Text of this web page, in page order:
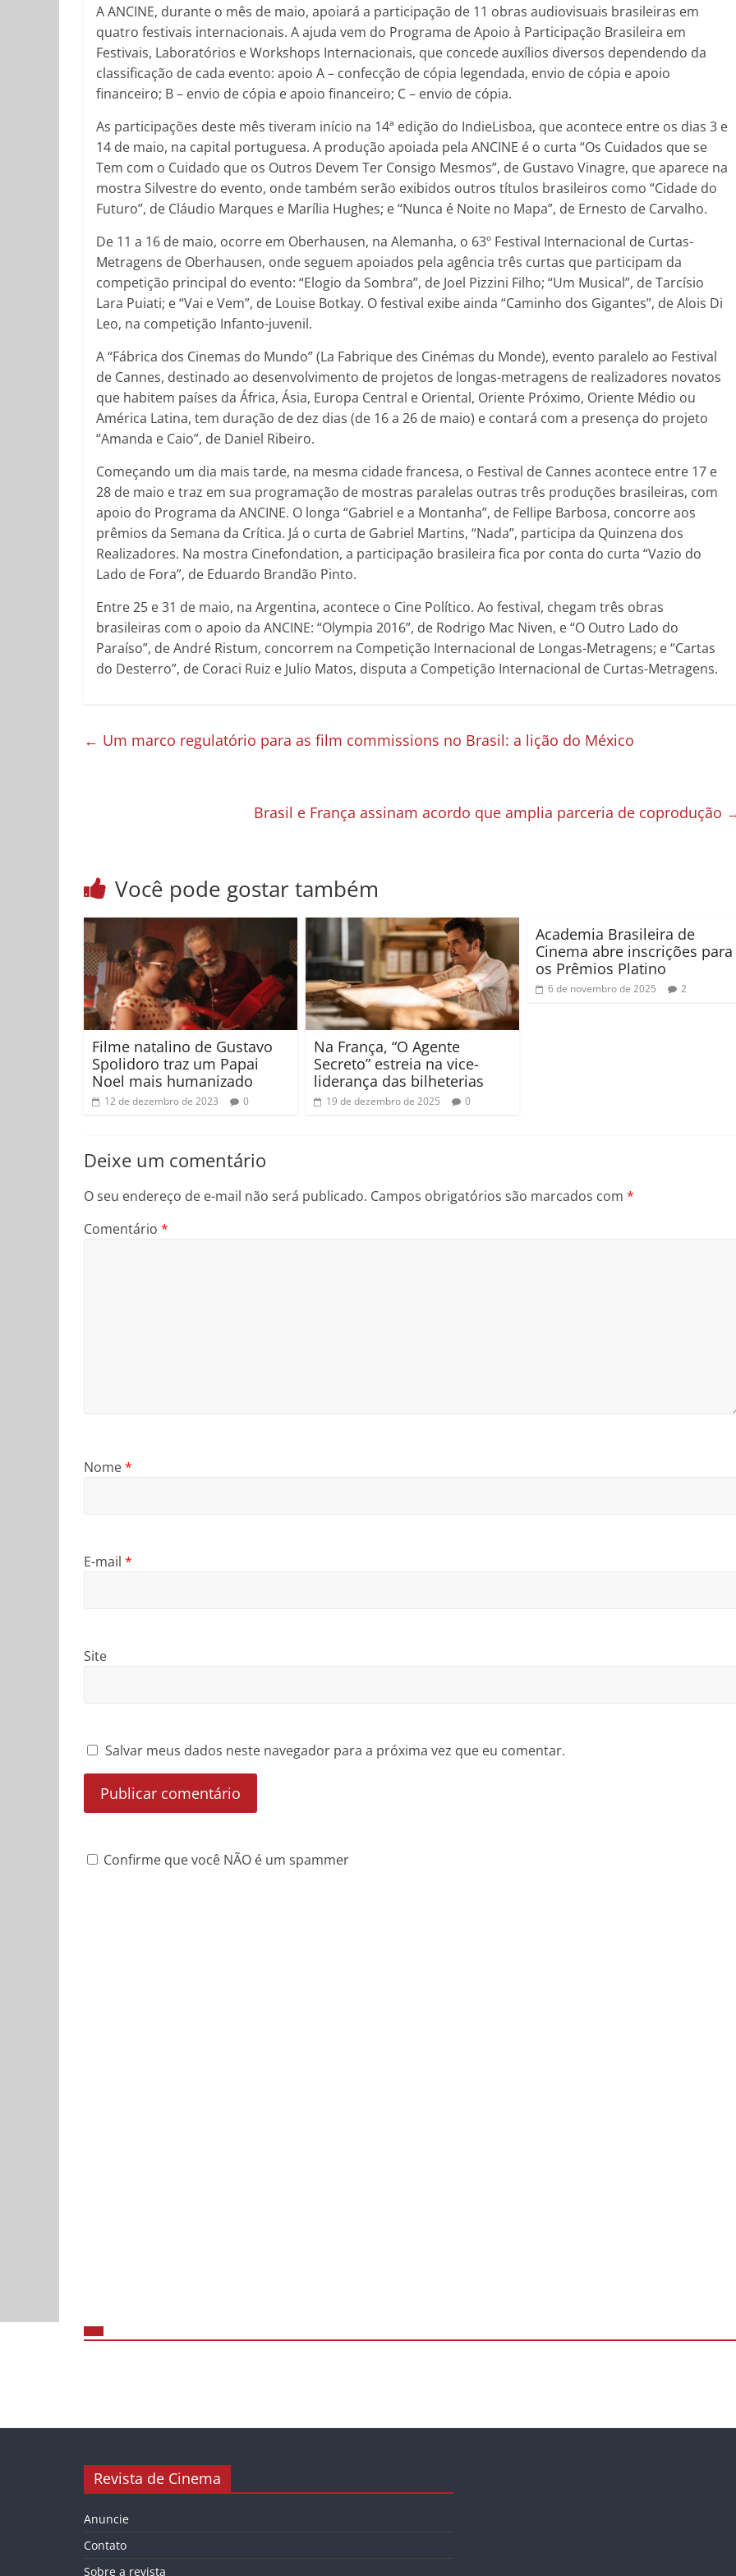
A ANCINE, durante o mês de maio, apoiará a participação de 11 obras audiovisuais brasileiras em
quatro festivais internacionais. A ajuda vem do Programa de Apoio à Participação Brasileira em
Festivais, Laboratórios e Workshops Internacionais, que concede auxílios diversos dependendo da
classificação de cada evento: apoio A – confecção de cópia legendada, envio de cópia e apoio
financeiro; B – envio de cópia e apoio financeiro; C – envio de cópia.
As participações deste mês tiveram início na 14ª edição do IndieLisboa, que acontece entre os dias 3 e
14 de maio, na capital portuguesa. A produção apoiada pela ANCINE é o curta “Os Cuidados que se
Tem com o Cuidado que os Outros Devem Ter Consigo Mesmos”, de Gustavo Vinagre, que aparece na
mostra Silvestre do evento, onde também serão exibidos outros títulos brasileiros como “Cidade do
Futuro”, de Cláudio Marques e Marília Hughes; e “Nunca é Noite no Mapa”, de Ernesto de Carvalho.
De 11 a 16 de maio, ocorre em Oberhausen, na Alemanha, o 63º Festival Internacional de Curtas-
Metragens de Oberhausen, onde seguem apoiados pela agência três curtas que participam da
competição principal do evento: “Elogio da Sombra”, de Joel Pizzini Filho; “Um Musical”, de Tarcísio
Lara Puiati; e “Vai e Vem”, de Louise Botkay. O festival exibe ainda “Caminho dos Gigantes”, de Alois Di
Leo, na competição Infanto-juvenil.
A “Fábrica dos Cinemas do Mundo” (La Fabrique des Cinémas du Monde), evento paralelo ao Festival
de Cannes, destinado ao desenvolvimento de projetos de longas-metragens de realizadores novatos
que habitem países da África, Ásia, Europa Central e Oriental, Oriente Próximo, Oriente Médio ou
América Latina, tem duração de dez dias (de 16 a 26 de maio) e contará com a presença do projeto
“Amanda e Caio”, de Daniel Ribeiro.
Começando um dia mais tarde, na mesma cidade francesa, o Festival de Cannes acontece entre 17 e
28 de maio e traz em sua programação de mostras paralelas outras três produções brasileiras, com
apoio do Programa da ANCINE. O longa “Gabriel e a Montanha”, de Fellipe Barbosa, concorre aos
prêmios da Semana da Crítica. Já o curta de Gabriel Martins, “Nada”, participa da Quinzena dos
Realizadores. Na mostra Cinefondation, a participação brasileira fica por conta do curta “Vazio do
Lado de Fora”, de Eduardo Brandão Pinto.
Entre 25 e 31 de maio, na Argentina, acontece o Cine Político. Ao festival, chegam três obras
brasileiras com o apoio da ANCINE: “Olympia 2016”, de Rodrigo Mac Niven, e “O Outro Lado do
Paraíso”, de André Ristum, concorrem na Competição Internacional de Longas-Metragens; e “Cartas
do Desterro”, de Coraci Ruiz e Julio Matos, disputa a Competição Internacional de Curtas-Metragens.
← Um marco regulatório para as film commissions no Brasil: a lição do México
Brasil e França assinam acordo que amplia parceria de coprodução
Você pode gostar também
Filme natalino de Gustavo
Spolidoro traz um Papai
Noel mais humanizado
12 de dezembro de 2023 0
Na França, “O Agente
Secreto” estreia na vice-
liderança das bilheterias
19 de dezembro de 2025 0
Academia Brasileira de
Cinema abre inscrições para
os Prêmios Platino
6 de novembro de 2025 2
Deixe um comentário
O seu endereço de e-mail não será publicado. Campos obrigatórios são marcados com *
Comentário *
Nome*
E-mail *
Site
Salvar meus dados neste navegador para a próxima vez que eu comentar.
Confirme que você NÃO é um spammer
Revista de Cinema
Anuncie
Contato
Sobre a revista